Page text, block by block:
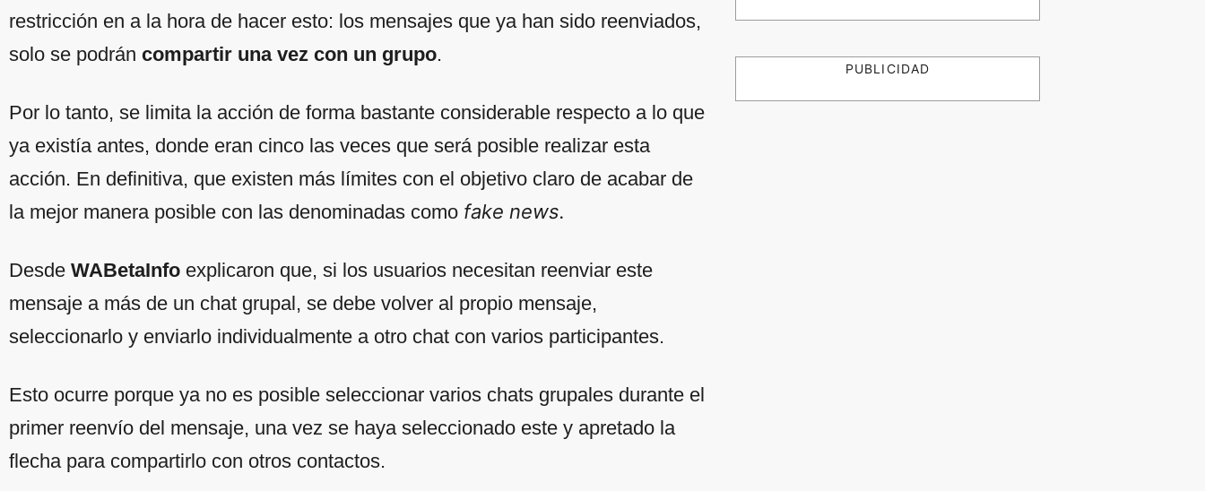
restricción en a la hora de hacer esto: los mensajes que ya han sido reenviados,
solo se podrán compartir una vez con un grupo.
Por lo tanto, se limita la acción de forma bastante considerable respecto a lo que
ya existía antes, donde eran cinco las veces que será posible realizar esta
acción. En definitiva, que existen más límites con el objetivo claro de acabar de
la mejor manera posible con las denominadas como fake news.
Desde WABetaInfo explicaron que, si los usuarios necesitan reenviar este
mensaje a más de un chat grupal, se debe volver al propio mensaje,
seleccionarlo y enviarlo individualmente a otro chat con varios participantes.
Esto ocurre porque ya no es posible seleccionar varios chats grupales durante el
primer reenvío del mensaje, una vez se haya seleccionado este y apretado la
flecha para compartirlo con otros contactos.
PUBLICIDAD